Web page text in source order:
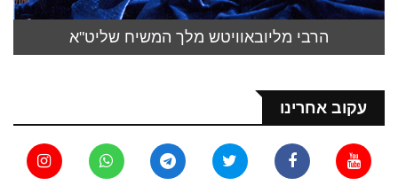
הרבי מליובאוויטש מלך המשיח שליט"א
עקוב אחרינו